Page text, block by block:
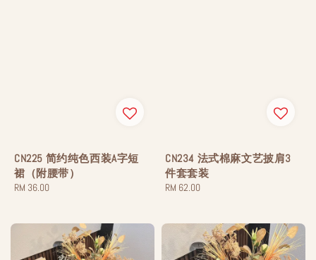
CN225 简约纯色西装A字短
裙（附腰带）
Regular
RM 36.00
CN234 法式棉麻文艺披肩3
件套套装
Regular
RM 62.00